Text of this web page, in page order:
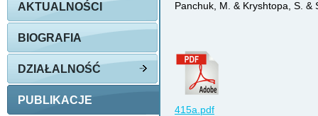
Panchuk, M. & Kryshtopa, S. &
415a.pdf
AKTUALNOŚCI
BIOGRAFIA
DZIAŁALNOŚĆ
PUBLIKACJE